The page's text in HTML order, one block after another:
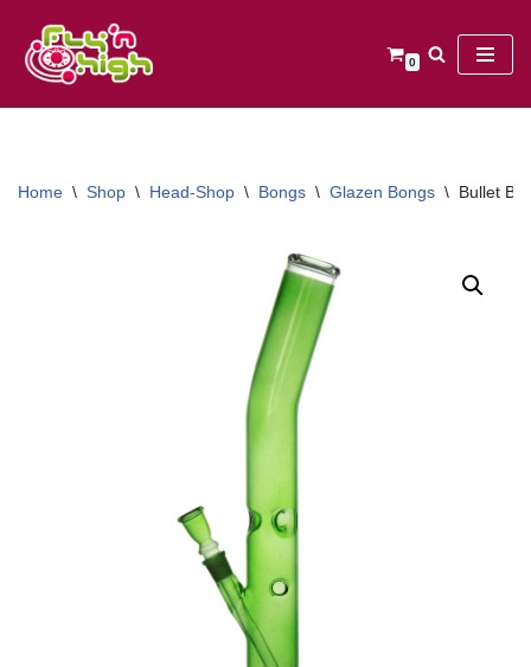
Ga
0
Home \ Shop \ Head-Shop \ Bongs \ Glazen Bongs \ Bullet